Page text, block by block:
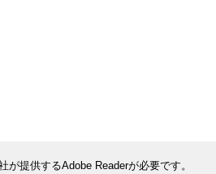
提供するAdobe Readerが必要です。